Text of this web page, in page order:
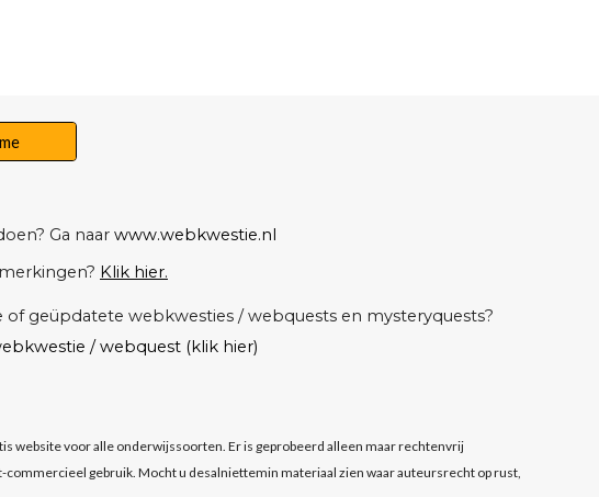
Ga naar www.webkwestie.nl
Klik hier.
geüpdatete webkwesties / webquests en mysteryquests?
/ webquest (klik hier)
website voor alle onderwijssoorten. Er is geprobeerd alleen maar rechtenvrij
gebruik. Mocht u desalniettemin materiaal zien waar auteursrecht op rust,